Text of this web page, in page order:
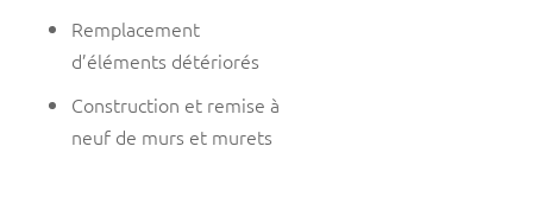
Remplacement
d’éléments détériorés
Construction et remise à
neuf de murs et murets